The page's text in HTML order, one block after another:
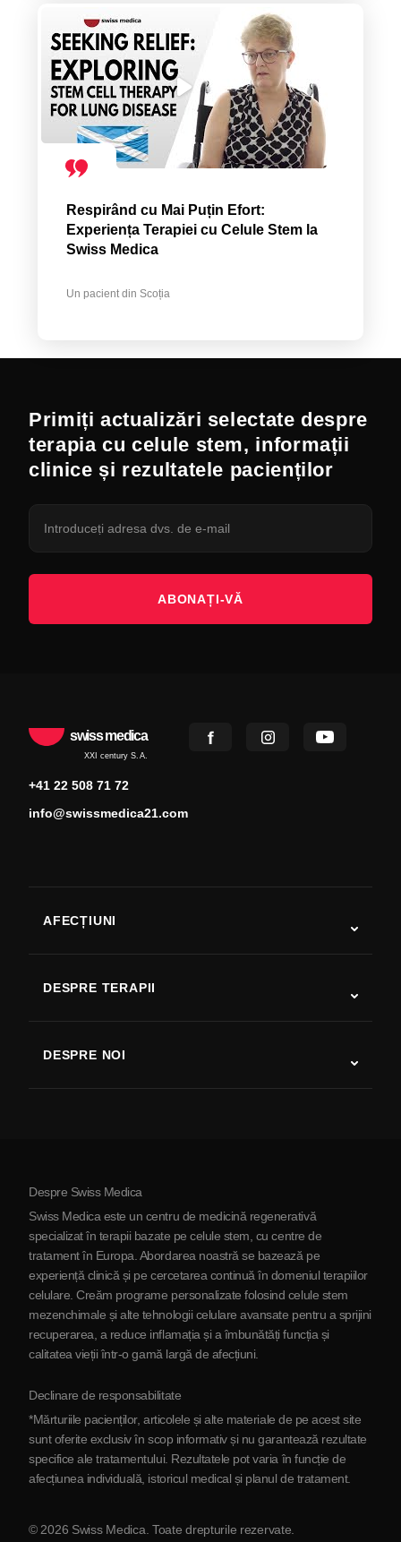
Respirând cu Mai Puțin Efort:
Experiența Terapiei cu Celule Stem la
Swiss Medica
Un pacient din Scoția
Primiți actualizări selectate despre
terapia cu celule stem, informații
clinice și rezultatele pacienților
ABONAȚI-VĂ
swiss medica
XXI century S.A.
+41 22 508 71 72
info@swissmedica21.com
AFECȚIUNI
Boala Parkinson
Artrită
DESPRE TERAPII
DESPRE NOI
Despre Serbia
Parteneriat
Contactaţi-ne
Despre Swiss Medica
Swiss Medica este un centru de medicină regenerativă
specializat în terapii bazate pe celule stem, cu centre de
tratament în Europa. Abordarea noastră se bazează pe
experiență clinică și pe cercetarea continuă în domeniul terapiilor
celulare. Creăm programe personalizate folosind celule stem
mezenchimale și alte tehnologii celulare avansate pentru a sprijini
recuperarea, a reduce inflamația și a îmbunătăți funcția și
calitatea vieții într-o gamă largă de afecțiuni.
Declinare de responsabilitate
*Mărturiile pacienților, articolele și alte materiale de pe acest site
sunt oferite exclusiv în scop informativ și nu garantează rezultate
specifice ale tratamentului. Rezultatele pot varia în funcție de
afecțiunea individuală, istoricul medical și planul de tratament.
© 2026 Swiss Medica. Toate drepturile rezervate.